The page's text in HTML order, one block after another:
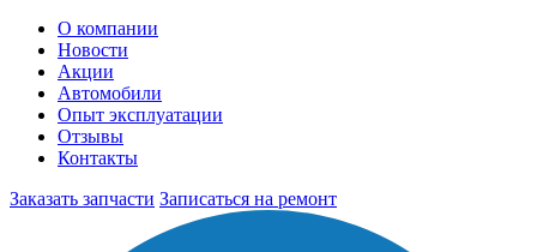
О компании
Новости
Акции
Автомобили
Опыт эксплуатации
Отзывы
Контакты
Заказать запчасти Записаться на ремонт